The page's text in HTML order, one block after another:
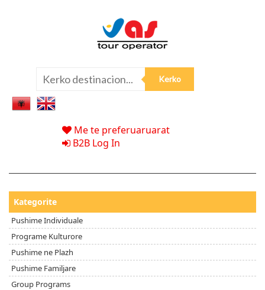
Me te preferuaruarat
B2B Log In
Kategorite
Pushime Individuale
Programe Kulturore
Pushime ne Plazh
Pushime Familjare
Group Programs